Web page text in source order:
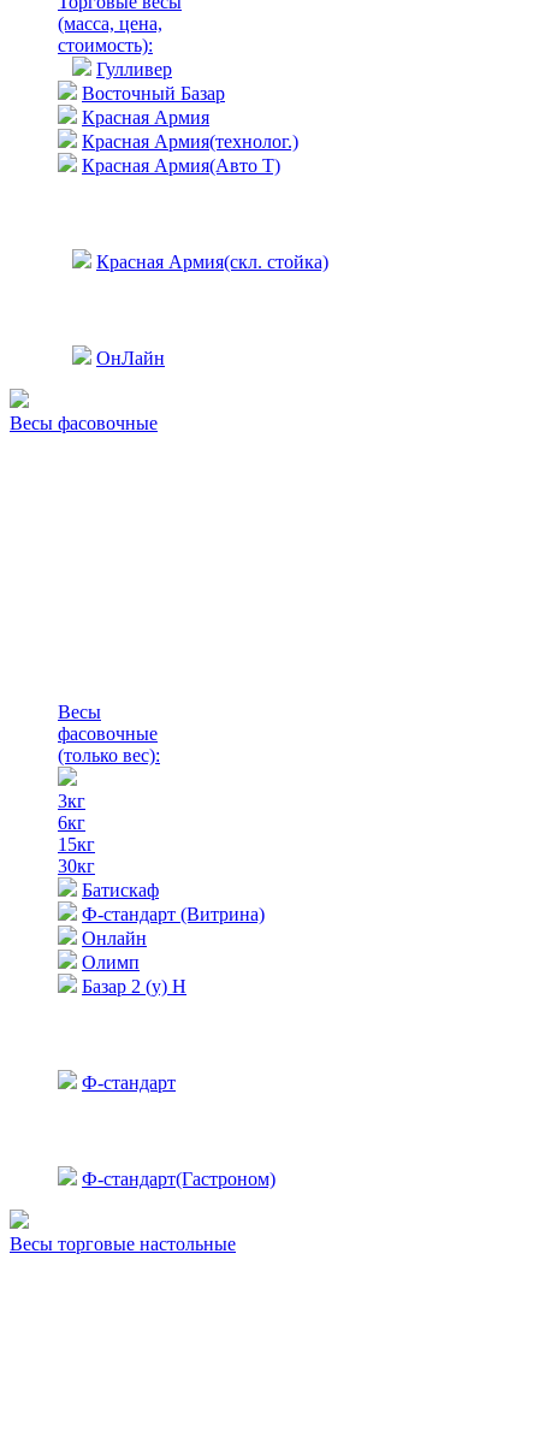
(масса, цена,
стоимость):
Гулливер
Восточный Базар
Красная Армия
Красная Армия(технолог.)
Красная Армия(Авто Т)
Красная Армия(скл. стойка)
ОнЛайн
Весы фасовочные
Весы
фасовочные
(только вес):
3кг
6кг
15кг
30кг
Батискаф
Ф-стандарт (Витрина)
Онлайн
Олимп
Базар 2 (у) Н
Ф-стандарт
Ф-стандарт(Гастроном)
Весы торговые настольные